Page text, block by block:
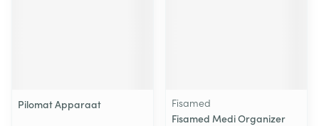
Pilomat Apparaat
Fisamed
Fisamed Medi Organizer